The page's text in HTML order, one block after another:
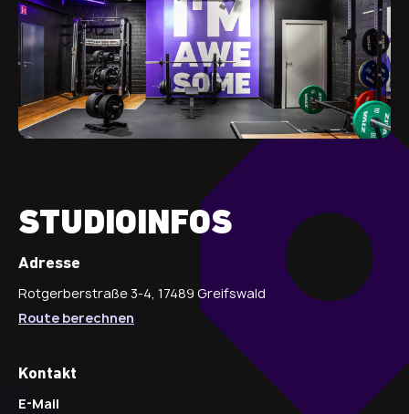
STUDIOINFOS
Adresse
Rotgerberstraße 3-4, 17489 Greifswald
Route berechnen
Kontakt
E-Mail